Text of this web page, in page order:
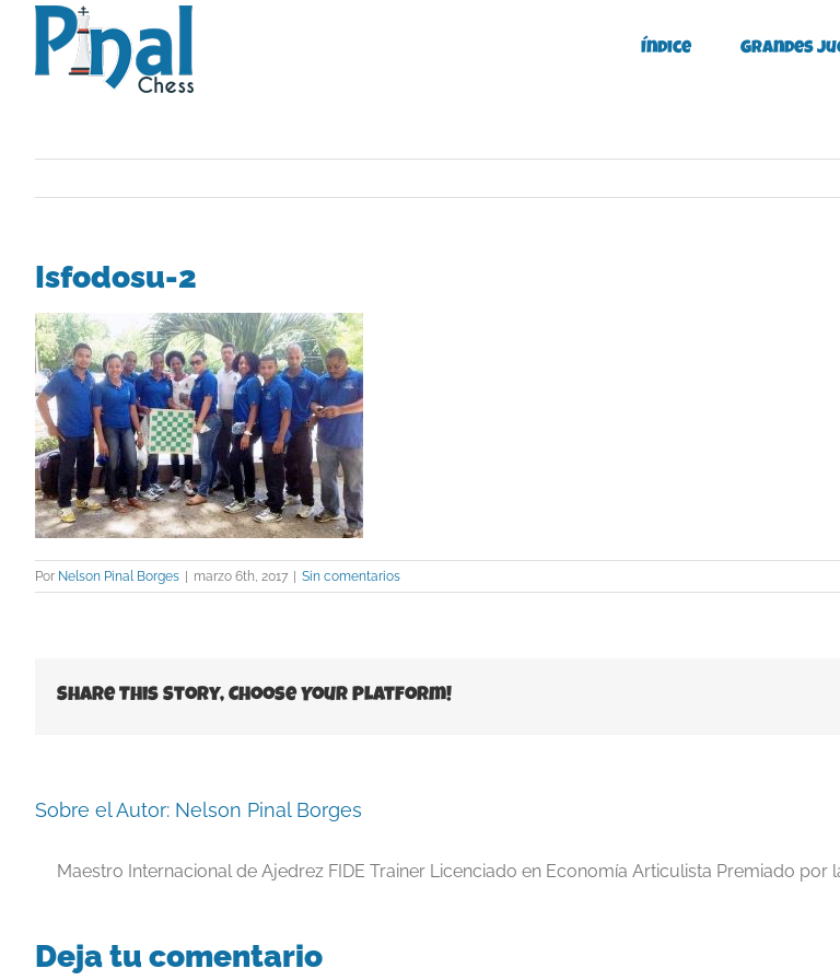
Saltar
contenido
Índice Grandes
Isfodosu-2
Por Nelson Pinal Borges | marzo 6th, 2017 | Sin comentarios
Share This Story, Choose Your Platform!
Sobre el Autor: Nelson Pinal Borges
Maestro Internacional de Ajedrez FIDE Trainer Licenciado en Economía Articulista Premiado
Deja tu comentario